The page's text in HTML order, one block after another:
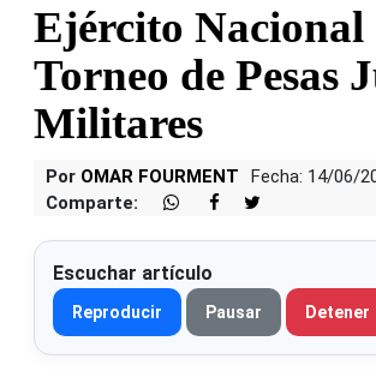
Ejército Nacional
Torneo de Pesas
Militares
Por OMAR FOURMENT
Fecha: 14/06/
Comparte:
Escuchar artículo
Reproducir Pausar Detener